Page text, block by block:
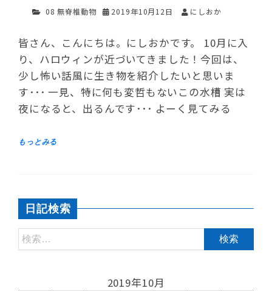
08 無脊椎動物 2019年10月12日 にしおか
皆さん、こんにちは。にしおかです。 10月に入
り、ハロウィンが近づいてきました！今回は、
少し怖い話風に生き物を紹介したいと思いま
す･･･ 一見、特に何も変哲もないこの水槽 実は
夜になると、出るんです･･･ よーく見てみる
日記検索
2019年10月